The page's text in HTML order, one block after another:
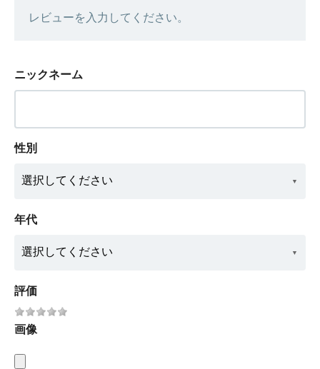
レビューを入力してください。
ニックネーム
性別
年代
評価
画像